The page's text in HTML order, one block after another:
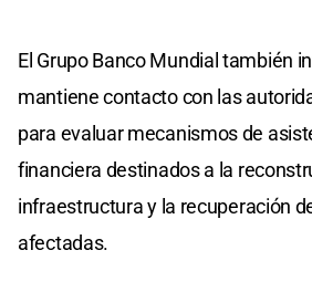
El Grupo Banco Mundial también
mantiene contacto con las
para evaluar mecanismos de
financiera destinados a la
infraestructura y la recuperación
afectadas.